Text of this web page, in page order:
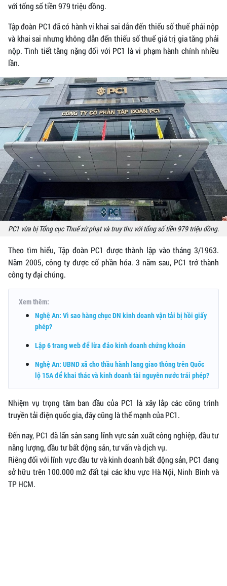
với tổng số tiền 979 triệu đồng.
Tập đoàn PC1 đã có hành vi khai sai dẫn đến thiếu số thuế phải nộp
và khai sai nhưng không dẫn đến thiếu số thuế giá trị gia tăng phải
nộp. Tình tiết tăng nặng đối với PC1 là vi phạm hành chính nhiều
lần.
PC1 vừa bị Tổng cục Thuế xử phạt và truy thu với tổng số tiền 979 triệu đồng.
Theo tìm hiểu, Tập đoàn PC1 được thành lập vào tháng 3/1963.
Năm 2005, công ty được cổ phần hóa. 3 năm sau, PC1 trở thành
công ty đại chúng.
Xem thêm:
Nghệ An: Vì sao hàng chục DN kinh doanh vận tải bị hồi giấy
phép?
Lập 6 trang web để lừa đảo kinh doanh chứng khoán
Nghệ An: UBND xã cho thầu hành lang giao thông trên Quốc
lộ 15A để khai thác và kinh doanh tài nguyên nước trái phép?
Nhiệm vụ trọng tâm ban đầu của PC1 là xây lắp các công trình
truyền tải điện quốc gia, đây cũng là thế mạnh của PC1.
Đến nay, PC1 đã lấn sân sang lĩnh vực sản xuất công nghiệp, đầu tư
năng lượng, đầu tư bất động sản, tư vấn và dịch vụ.
Riêng đối với lĩnh vực đầu tư và kinh doanh bất động sản, PC1 đang
sở hữu trên 100.000 m2 đất tại các khu vực Hà Nội, Ninh Bình và
TP HCM.